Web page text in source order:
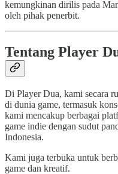
kemungkinan dirilis pada
oleh pihak penerbit.
Tentang Player
Di Player Dua, kami secara
di dunia game, termasuk
kami mencakup berbagai
game indie dengan sudut
Indonesia.
Kami juga terbuka untuk
game dan kreatif.